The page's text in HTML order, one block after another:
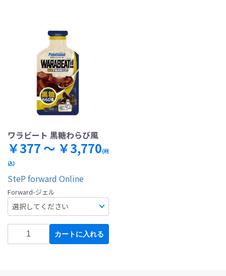
ワラビート 黒糖わらび風
￥377 ～ ￥3,770(税
込)
SteP forward Online
Forward-ジェル
カートに入れる